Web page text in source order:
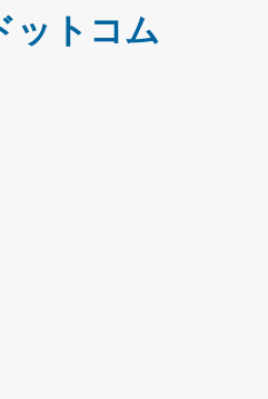
ットコム